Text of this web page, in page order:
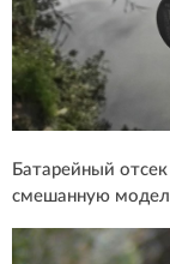
Батарейный
смешанную